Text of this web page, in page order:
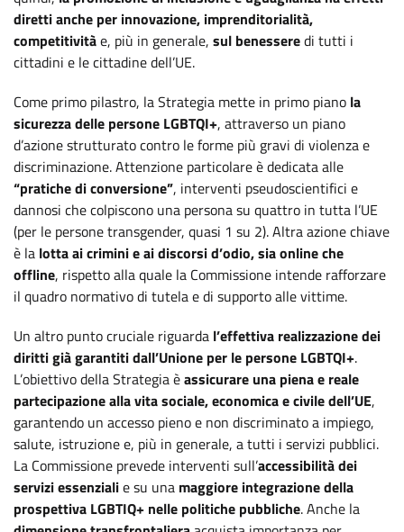
diretti anche per innovazione, imprenditorialità,
competitivitàe, più in generale, sul benesseredi tutti i
cittadini e le cittadine dell’UE.
Come primo pilastro, la Strategia mette in primo piano la
sicurezza delle persone LGBTQI+, attraverso un piano
d’azione strutturato contro le forme più gravi di violenza e
discriminazione. Attenzione particolare è dedicata alle
“pratiche di conversione”, interventi pseudoscientifici e
dannosi che colpiscono una persona su quattro in tutta l’UE
(per le persone transgender, quasi 1 su 2). Altra azione chiave
è la lotta ai crimini e ai discorsi d’odio, sia online che
offline, rispetto alla quale la Commissione intende rafforzare
il quadro normativo di tutela e di supporto alle vittime.
Un altro punto cruciale riguarda l’effettiva realizzazione dei
diritti già garantiti dall’Unione per le persone LGBTQI+.
L’obiettivo della Strategia èassicurare una piena e reale
partecipazione alla vita sociale, economica e civile dell’UE,
garantendo un accesso pieno e non discriminato a impiego,
salute, istruzione e, più in generale, a tutti i servizi pubblici.
La Commissione prevede interventi sull’accessibilità dei
servizi essenzialie su una maggiore integrazione della
prospettiva LGBTIQ+ nelle politiche pubbliche. Anche la